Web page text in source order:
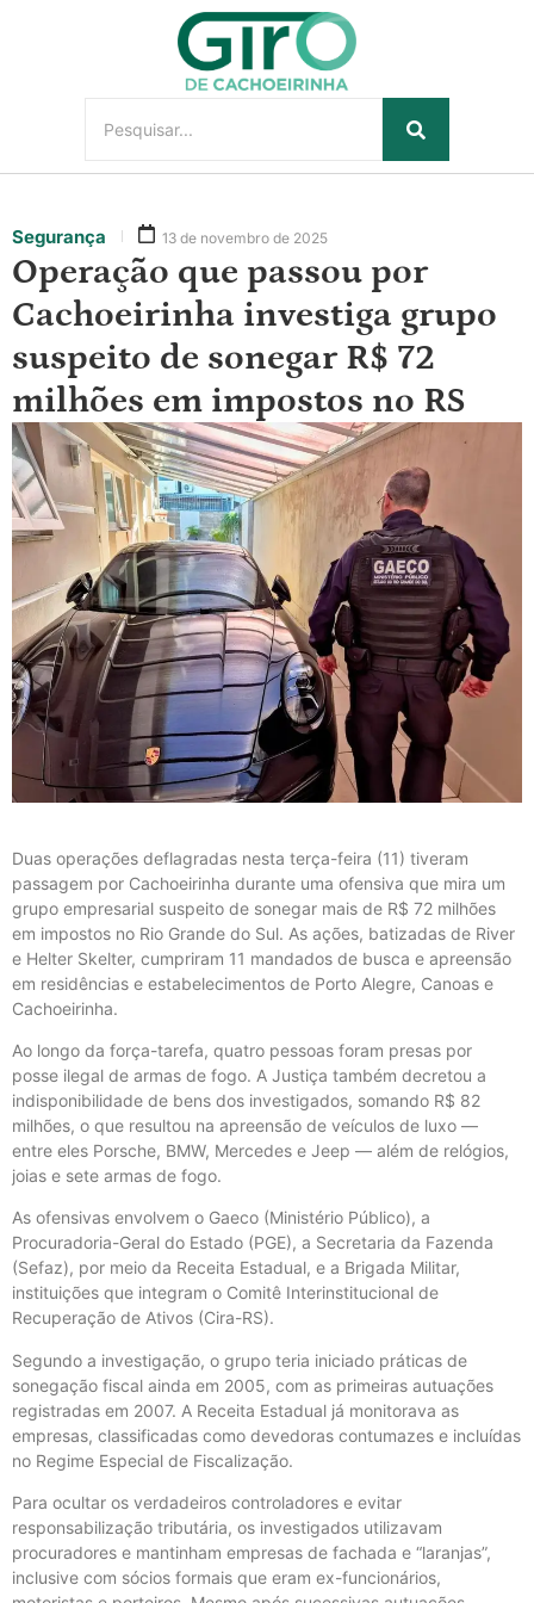
Segurança 13 de novembro de 2025
Operação que passou por
Cachoeirinha investiga grupo
suspeito de sonegar R$ 72
milhões em impostos no RS
Duas operações deflagradas nesta terça-feira (11) tiveram
passagem por Cachoeirinha durante uma ofensiva que mira um
grupo empresarial suspeito de sonegar mais de R$ 72 milhões
em impostos no Rio Grande do Sul. As ações, batizadas de River
e Helter Skelter, cumpriram 11 mandados de busca e apreensão
em residências e estabelecimentos de Porto Alegre, Canoas e
Cachoeirinha.
Ao longo da força-tarefa, quatro pessoas foram presas por
posse ilegal de armas de fogo. A Justiça também decretou a
indisponibilidade de bens dos investigados, somando R$ 82
milhões, o que resultou na apreensão de veículos de luxo —
entre eles Porsche, BMW, Mercedes e Jeep — além de relógios,
joias e sete armas de fogo.
As ofensivas envolvem o Gaeco (Ministério Público), a
Procuradoria-Geral do Estado (PGE), a Secretaria da Fazenda
(Sefaz), por meio da Receita Estadual, e a Brigada Militar,
instituições que integram o Comitê Interinstitucional de
Recuperação de Ativos (Cira-RS).
Segundo a investigação, o grupo teria iniciado práticas de
sonegação fiscal ainda em 2005, com as primeiras autuações
registradas em 2007. A Receita Estadual já monitorava as
empresas, classificadas como devedoras contumazes e incluídas
no Regime Especial de Fiscalização.
Para ocultar os verdadeiros controladores e evitar
responsabilização tributária, os investigados utilizavam
procuradores e mantinham empresas de fachada e “laranjas”,
inclusive com sócios formais que eram ex-funcionários,